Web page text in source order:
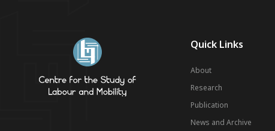
Quick Links
About
Research
Publication
News and Archive